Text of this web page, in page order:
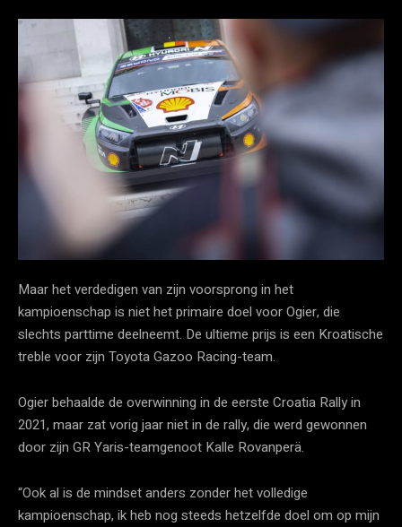
Maar het verdedigen van zijn voorsprong in het
kampioenschap is niet het primaire doel voor Ogier, die
slechts parttime deelneemt. De ultieme prijs is een Kroatische
treble voor zijn Toyota Gazoo Racing-team.
Ogier behaalde de overwinning in de eerste Croatia Rally in
2021, maar zat vorig jaar niet in de rally, die werd gewonnen
door zijn GR Yaris-teamgenoot Kalle Rovanperä.
“Ook al is de mindset anders zonder het volledige
kampioenschap, ik heb nog steeds hetzelfde doel om op mijn